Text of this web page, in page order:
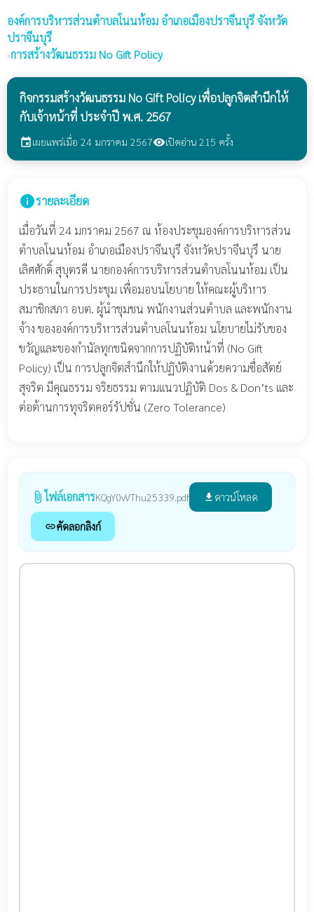
องค์การบริหารส่วนตำบลโนนห้อม อำเภอเมืองปราจีนบุรี จังหวัด
ปราจีนบุรี
›การสร้างวัฒนธรรม No Gift Policy
กิจกรรมสร้างวัฒนธรรม No Gift Policy เพื่อปลูกจิตสำนึกให้
กับเจ้าหน้าที่ ประจำปี พ.ศ. 2567
eventเผยแพร่เมื่อ 24 มกราคม 2567visibilityเปิดอ่าน 215 ครั้ง
infoรายละเอียด
เมื่อวันที่ 24 มกราคม 2567 ณ ห้องประชุมองค์การบริหารส่วน
ตำบลโนนห้อม อำเภอเมืองปราจีนบุรี จังหวัดปราจีนบุรึ นาย
เลิศศักดิ์ สุบุตรดี นายกองค์การบริหารส่วนตำบลโนนห้อม เป็น
ประธานในการประชุม เพื่อมอบนโยบาย ให้คณะผู้บริหาร
สมาชิกสภา อบต. ผู้นำชุมชน พนักงานส่วนตำบล และพนักงาน
จ้าง ขององค์การบริหารส่วนตำบลโนนห้อม นโยบายไม่รับของ
ขวัญและของกำนัลทุกชนิดจากการปฏิบัติหน้าที่ (No Gift
Policy) เป็น การปลูกจิตสำนึกให้ปฏิบัติงานด้วยความซื่อสัตย์
สุจริต มีคุณธรรม จริยธรรม ตามแนวปฏิบัติ Dos & Don’ts และ
ต่อต้านการทุจริตคอร์รัปชั่น (Zero Tolerance)
attach_file ไฟล์เอกสารKQgY0vVThu25339.pdf file_download ดาวน์โหลด
linkคัดลอกลิงก์